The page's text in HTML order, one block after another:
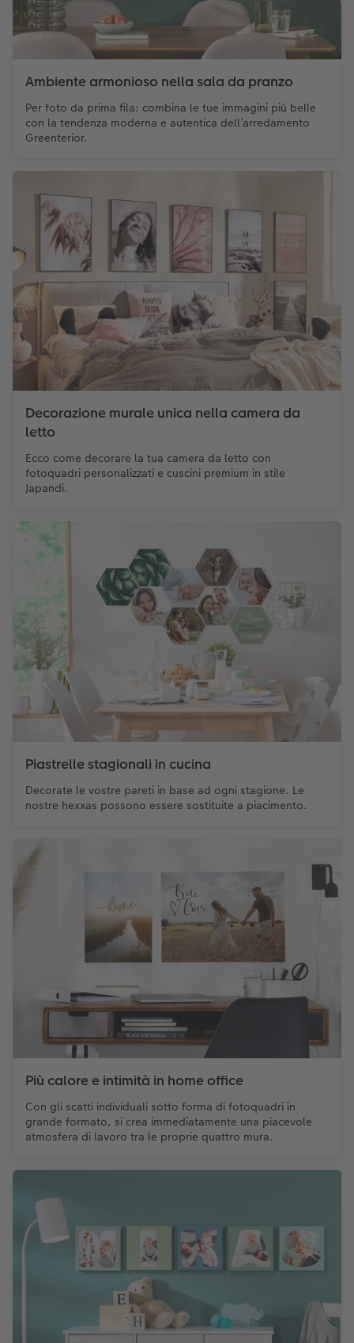
Ambiente armonioso nella sala da pranzo
Per foto da prima fila: combina le tue immagini più belle
con la tendenza moderna e autentica dell’arredamento
Greenterior.
Decorazione murale unica nella camera da
letto
Ecco come decorare la tua camera da letto con
fotoquadri personalizzati e cuscini premium in stile
Japandi.
Piastrelle stagionali in cucina
Decorate le vostre pareti in base ad ogni stagione. Le
nostre hexxas possono essere sostituite a piacimento.
Più calore e intimità in home office
Con gli scatti individuali sotto forma di fotoquadri in
grande formato, si crea immediatamente una piacevole
atmosfera di lavoro tra le proprie quattro mura.